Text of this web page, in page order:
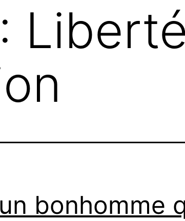
un bonhomme